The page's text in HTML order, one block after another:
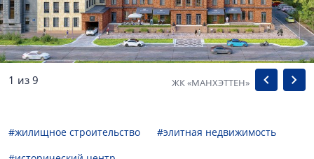
1 из 9 ЖК «МАНХЭТТЕН»
#жилищное строительство
#элитная недвижимость